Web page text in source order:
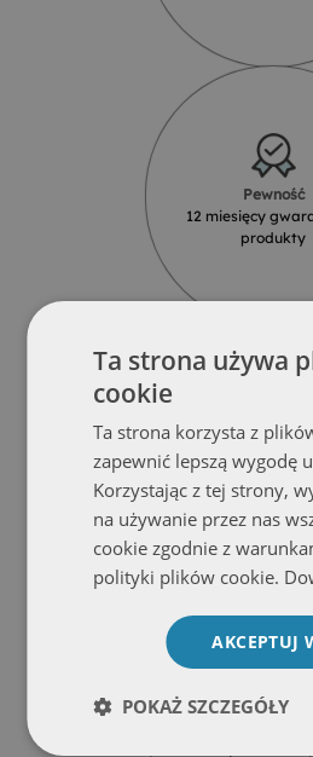
Pewność
12 miesięcy
produkty
Solidność
Produkty z najlepszych
od renomowanych
Ta strona używa
cookie
Ta strona korzysta z
zapewnić lepszą wygodę
Korzystając z tej strony,
na używanie przez nas
cookie zgodnie z
polityki plików cookie.
AKCEPTUJ
POKAŻ SZCZEGÓŁY